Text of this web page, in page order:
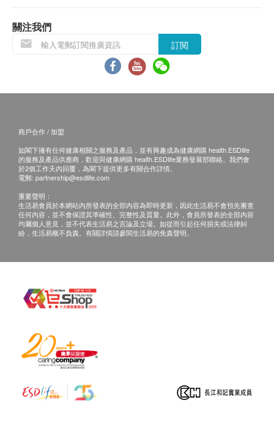
免責聲明：
所有健康檢查/服務並非作為醫務診斷或治療用
途。當閣下身體健康出現任何疾病徵兆時，應立即
有關此服務/產品的錯漏或延誤，或因使用此服務/
產品而引致的損失、損害、受傷或法律訴訟，健康
網購health.ESDlife概不負責。一切有關的索償或
查詢，須向提供服務之體檢中心或商戶提出。
銅鑼灣地址:
銅鑼灣軒尼詩道423-425號嘉年華商業大廈22樓
星期一至五 : 10:00am – 1:00pm; 2:30 – 6:00pm
星期日及公眾假期: 休息
關注我們
訂閱
商戶合作 / 加盟
如閣下擁有任何健康相關之服務及產品，並有興趣成為健康網購 health.ESDlife
的服務及產品供應商，歡迎與健康網購 health.ESDlife業務發展部聯絡。我們會
於2個工作天內回覆，為閣下提供更多有關合作詳情。
電郵: partnership@esdlife.com
重要聲明：
生活易會員於本網站內所發表的全部內容為即時更新，因此生活易不會預先審查
任何內容，並不會保證其準確性、完整性及質量。此外，會員所發表的全部內容
均屬個人意見，並不代表生活易之言論及立場。如從而引起任何損失或法律糾
紛，生活易概不負責。有關詳情請參閱生活易的免責聲明。